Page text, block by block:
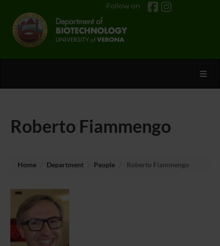
Follow on
Roberto Fiammengo
Home Department People Roberto Fiammengo